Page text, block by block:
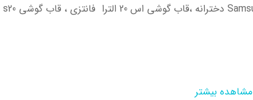
مشاهده بیشتر